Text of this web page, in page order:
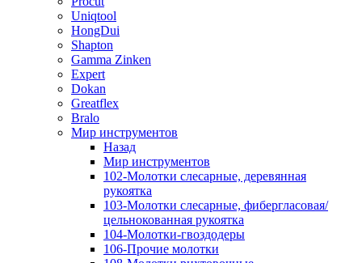
Uniqtool
HongDui
Shapton
Gamma Zinken
Expert
Dokan
Greatflex
Bralo
Мир инструментов
Назад
Мир инструментов
102-Молотки слесарные, деревянная
рукоятка
103-Молотки слесарные, фибергласовая/
цельнокованная рукоятка
104-Молотки-гвоздодеры
106-Прочие молотки